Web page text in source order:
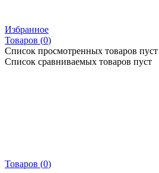
Избранное
Товаров (0)
Список просмотренных товаров пуст
Список сравниваемых товаров пуст
Товаров (0)